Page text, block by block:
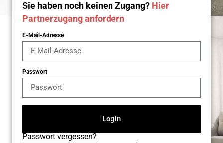
Sie haben noch keinen Zugang? Hier
Partnerzugang anfordern
E-Mail-Adresse
Passwort
Login
Passwort vergessen?